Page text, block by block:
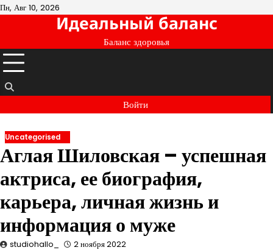
Перейти
Пн, Авг 10, 2026
Идеальный баланс
Баланс здоровья
Войти
Uncategorised
Аглая Шиловская – успешная
актриса, ее биография,
карьера, личная жизнь и
информация о муже
studiohallo_ 2 ноября 2022